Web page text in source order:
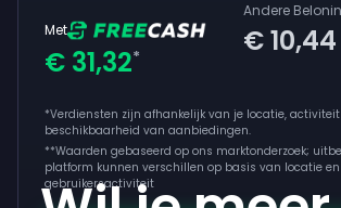
Met
€ 31,32*
Andere
€ 10,44
*Verdiensten zijn afhankelijk van je locatie, activiteit
beschikbaarheid van aanbiedingen.
**Waarden gebaseerd op ons marktonderzoek;
platform kunnen verschillen op basis van locatie en
gebruikersactiviteit